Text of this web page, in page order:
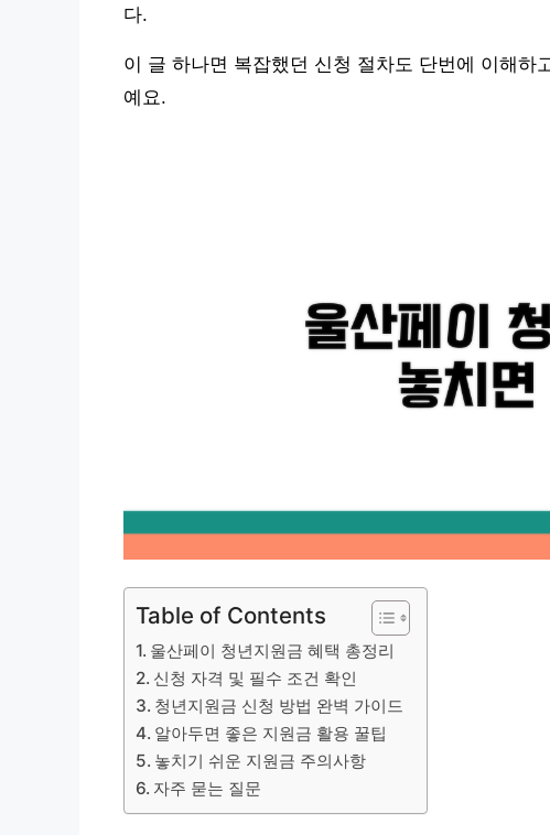
다.
이 글 하나면 복잡했던 신청 절차도 단번에 이해하
예요.
Table of Contents
울산페이 청년지원금 혜택 총정리
신청 자격 및 필수 조건 확인
청년지원금 신청 방법 완벽 가이드
알아두면 좋은 지원금 활용 꿀팁
놓치기 쉬운 지원금 주의사항
자주 묻는 질문